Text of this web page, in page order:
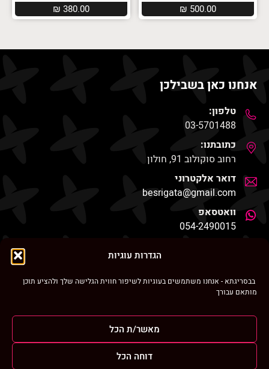
הגדרות עוגיות
בבסריגתא - אנחנו משתמשים בעוגיות לשיפור חווית הגלישה שלך ולהציע תוכן
מותאם עבורך
מאשר/ת הכל
דוחה הכל
₪ 500.00
₪ 380.00
אנחנו כאן בשבילכן
טלפון:
03-5701488
כתובתנו:
רחוב סוקולוב 91, חולון
דואר אלקטרוני
besrigata@gmail.com
וואטסאפ
054-2490015
ניווט מהיר
בסריגתא ברחבי הרשת